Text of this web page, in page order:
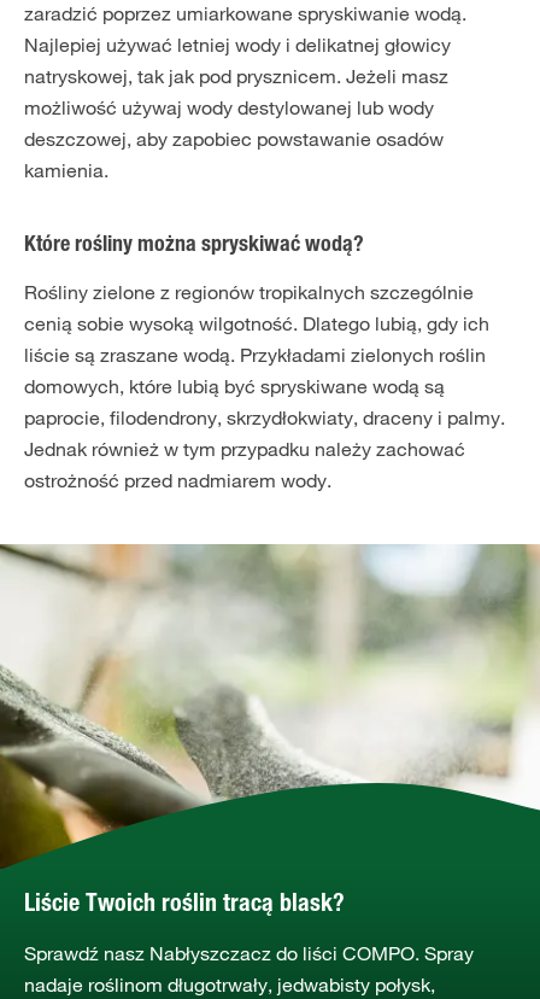
zaradzić poprzez umiarkowane spryskiwanie wodą.
Najlepiej używać letniej wody i delikatnej głowicy
natryskowej, tak jak pod prysznicem. Jeżeli masz
możliwość używaj wody destylowanej lub wody
deszczowej, aby zapobiec powstawanie osadów
kamienia.
Które rośliny można spryskiwać wodą?
Rośliny zielone z regionów tropikalnych szczególnie
cenią sobie wysoką wilgotność. Dlatego lubią, gdy ich
liście są zraszane wodą. Przykładami zielonych roślin
domowych, które lubią być spryskiwane wodą są
paprocie, filodendrony, skrzydłokwiaty, draceny i palmy.
Jednak również w tym przypadku należy zachować
ostrożność przed nadmiarem wody.
Liście Twoich roślin tracą blask?
Sprawdź nasz Nabłyszczacz do liści COMPO. Spray
nadaje roślinom długotrwały, jedwabisty połysk,